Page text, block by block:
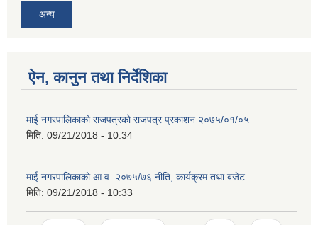
अन्य
ऐन, कानुन तथा निर्देशिका
माई नगरपालिकाको राजपत्रको राजपत्र प्रकाशन २०७५/०१/०५
मिति: 09/21/2018 - 10:34
माई नगरपालिकाको आ.व. २०७५/७६ नीति, कार्यक्रम तथा बजेट
मिति: 09/21/2018 - 10:33